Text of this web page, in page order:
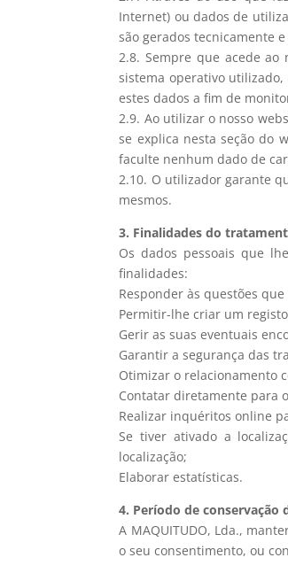
Internet) ou dados de
são gerados tecnicamente
2.8. Sempre que acede
sistema operativo
estes dados a fim de
2.9. Ao utilizar o nosso
se explica nesta seção do
faculte nenhum dado de
2.10. O utilizador garante
mesmos.
3. Finalidades do
Os dados pessoais que
finalidades:
Responder às questões que
Permitir-lhe criar um
Gerir as suas eventuais
Garantir a segurança das
Otimizar o relacionamento
Contatar diretamente para
Realizar inquéritos online
Se tiver ativado a
localização;
Elaborar estatísticas.
4. Período de conservação
A MAQUITUDO, Lda.,
o seu consentimento, ou